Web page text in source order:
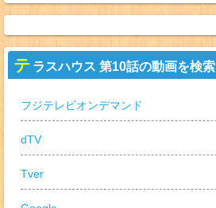
テ ラスハウス 第10話の動画を検索
フジテレビオンデマンド
dTV
Tver